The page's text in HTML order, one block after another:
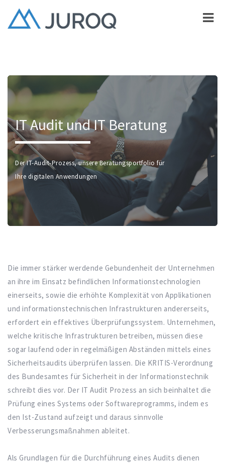
IT Audit und IT Beratung
Der IT-Audit-Prozess, unsere Beratungsportfolio für
Ihre digitalen Anwendungen
Die immer stärker werdende Gebundenheit der Unternehmen
an ihre im Einsatz befindlichen Informationstechnologien
einerseits, sowie die erhöhte Komplexität von Applikationen
und informationstechnischen Infrastrukturen andererseits,
erfordert ein effektives Überprüfungssystem. Unternehmen,
welche kritische Infrastrukturen betreiben, müssen diese
sogar laufend oder in regelmäßigen Abständen mittels eines
Sicherheitsaudits überprüfen lassen. Die KRITIS-Verordnung
des Bundesamtes für Sicherheit in der Informationstechnik
schreibt dies vor. Der IT Audit Prozess an sich beinhaltet die
Prüfung eines Systems oder Softwareprogramms, indem es
den Ist-Zustand aufzeigt und daraus sinnvolle
Verbesserungsmaßnahmen ableitet.
Als Grundlagen für die Durchführung eines Audits dienen